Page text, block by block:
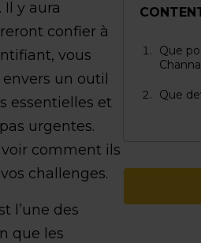
Il y aura
confier à
vous
un outil
essentielles et
urgentes.
comment ils
challenges.
l’une des
que les
Que
Que